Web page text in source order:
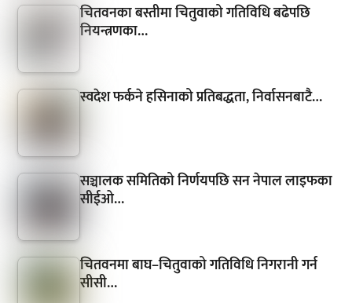
चितवनका बस्तीमा चितुवाको गतिविधि बढेपछि
नियन्त्रणका…
स्वदेश फर्कने हसिनाको प्रतिबद्धता, निर्वासनबाटै…
सञ्चालक समितिको निर्णयपछि सन नेपाल लाइफका
सीईओ…
चितवनमा बाघ–चितुवाको गतिविधि निगरानी गर्न
सीसी…